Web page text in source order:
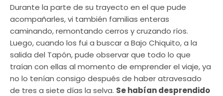
Durante la parte de su trayecto en el que pude
acompañarles, vi también familias enteras
caminando, remontando cerros y cruzando ríos.
Luego, cuando los fui a buscar a Bajo Chiquito, a la
salida del Tapón, pude observar que todo lo que
traían con ellas al momento de emprender el viaje, ya
no lo tenían consigo después de haber atravesado
de tres a siete días la selva. Se habían desprendido